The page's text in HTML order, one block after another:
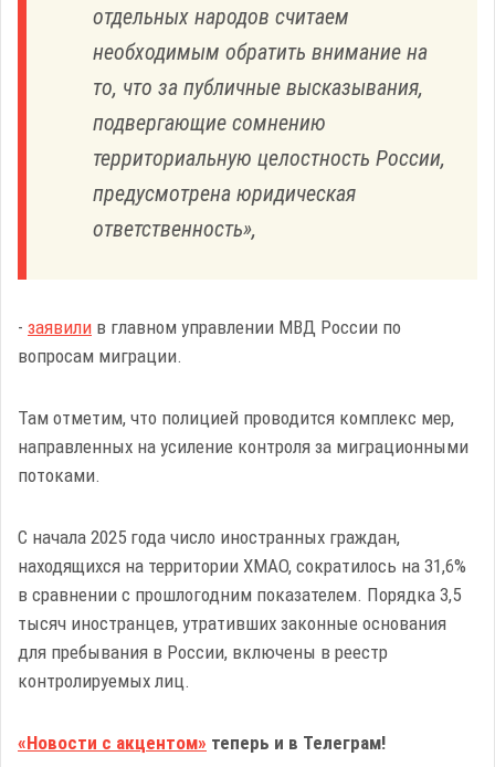
отдельных народов считаем
необходимым обратить внимание на
то, что за публичные высказывания,
подвергающие сомнению
территориальную целостность России,
предусмотрена юридическая
ответственность»,
- заявили в главном управлении МВД России по
вопросам миграции.
Там отметим, что полицией проводится комплекс мер,
направленных на усиление контроля за миграционными
потоками.
С начала 2025 года число иностранных граждан,
находящихся на территории ХМАО, сократилось на 31,6%
в сравнении с прошлогодним показателем. Порядка 3,5
тысяч иностранцев, утративших законные основания
для пребывания в России, включены в реестр
контролируемых лиц.
«Новости с акцентом» теперь и в Телеграм!